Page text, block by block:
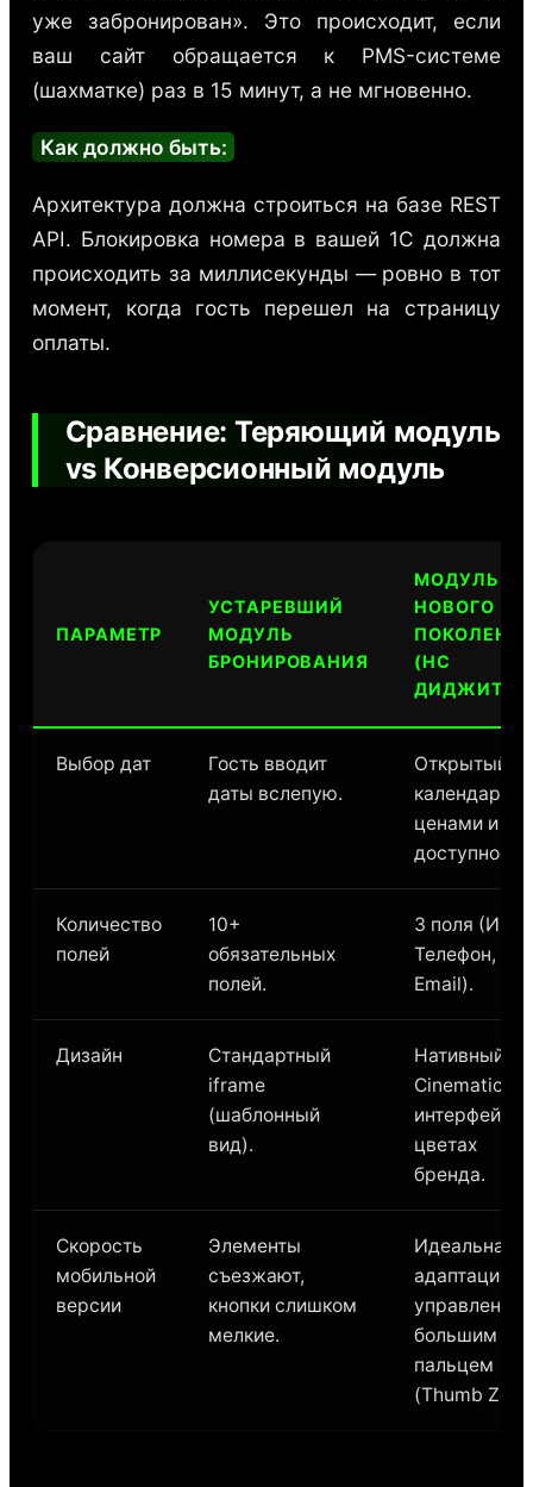
уже забронирован». Это происходит, если
ваш сайт обращается к PMS-системе
(шахматке) раз в 15 минут, а не мгновенно.
Как должно быть:
Архитектура должна строиться на базе REST
API. Блокировка номера в вашей 1С должна
происходить за миллисекунды — ровно в тот
момент, когда гость перешел на страницу
оплаты.
Сравнение: Теряющий модуль
vs Конверсионный модуль
ПАРАМЕТР
УСТАРЕВШИЙ
МОДУЛЬ
БРОНИРОВАНИЯ
МОДУЛЬ
НОВОГО
(НС
Выбор дат
Гость вводит
даты вслепую.
Открытый
календарь с
ценами и
Количество
полей
10+
обязательных
полей.
3 поля (Имя,
Телефон,
Email).
Дизайн
Стандартный
iframe
(шаблонный
вид).
Нативный
Cinematic-
интерфейс в
цветах
бренда.
Скорость
мобильной
версии
Элементы
съезжают,
кнопки слишком
мелкие.
Идеальная
адаптация
управление
большим
пальцем
(Thumb